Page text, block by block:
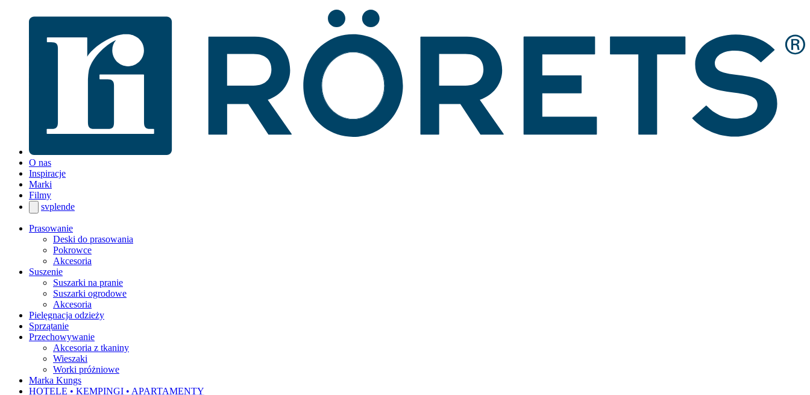
O nas
Inspiracje
Marki
Filmy
svplende
Prasowanie
Deski do prasowania
Pokrowce
Akcesoria
Suszenie
Suszarki na pranie
Suszarki ogrodowe
Akcesoria
Pielęgnacja odzieży
Sprzątanie
Przechowywanie
Akcesoria z tkaniny
Wieszaki
Worki próżniowe
Marka Kungs
HOTELE • KEMPINGI • APARTAMENTY